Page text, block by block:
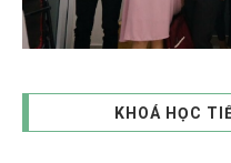
KHOÁ HỌC